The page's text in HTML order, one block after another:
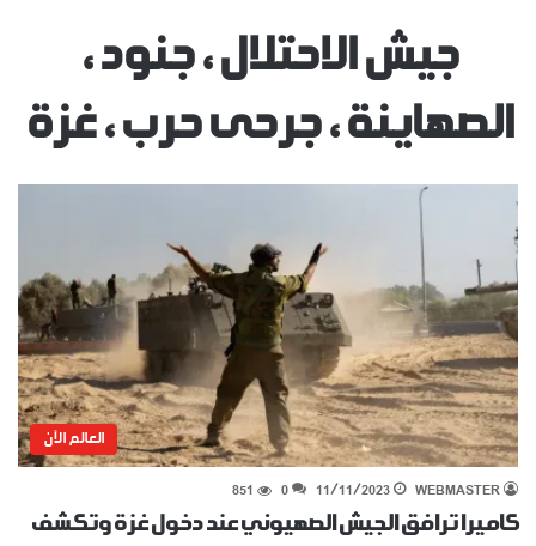
جيش الاحتلال ، جنود ،
الصهاينة ، جرحى حرب ، غزة
العالم الآن
WEBMASTER
11/11/2023
0
851
كاميرا ترافق الجيش الصهيوني عند دخول غزة وتكشف